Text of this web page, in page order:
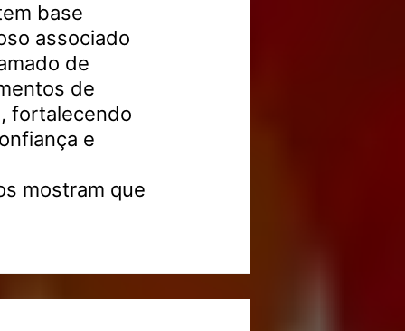
base
associado
de
de
fortalecendo
e
mostram que